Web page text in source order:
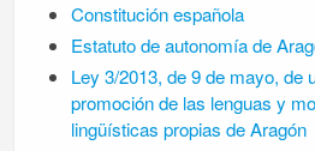
Constitución española
Estatuto de autonomía de
Ley 3/2013, de 9 de mayo, de
promoción de las lenguas y
lingüísticas propias de Aragón